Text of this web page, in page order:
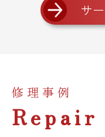
サ
修理事例
Repair